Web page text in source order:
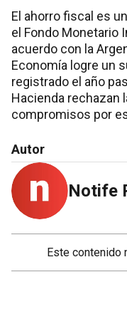
El ahorro fiscal es
el Fondo Monetario
acuerdo con la
Economía logre un
registrado el año
Hacienda rechazan
compromisos por
Autor
Notife
Este contenido